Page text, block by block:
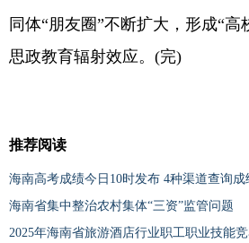
同体“朋友圈”不断扩大，形成“高
思政教育辐射效应。(完)
推荐阅读
海南高考成绩今日10时发布 4种渠道查询成
海南省集中整治农村集体“三资”监管问题
2025年海南省旅游酒店行业职工职业技能